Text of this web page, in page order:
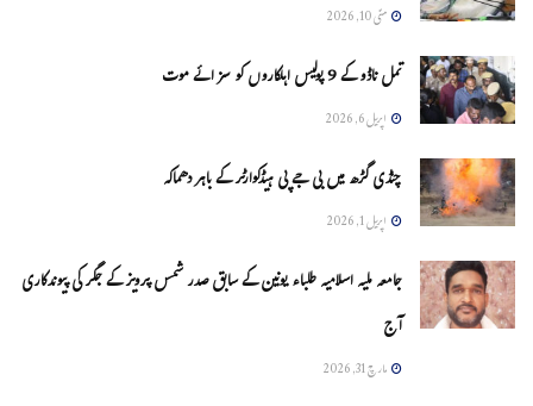
مئی 10, 2026
تمل ناڈو کے 9 پولیس اہلکاروں کو سزائے موت
اپریل 6, 2026
چنڈی گڑھ میں بی جے پی ہیڈکوارٹر کے باہر دھماکہ
اپریل 1, 2026
جامعہ ملیہ اسلامیہ طلباء یونین کے سابق صدر شمس پرویز کے جگر کی پیوندکاری
آج
مارچ 31, 2026